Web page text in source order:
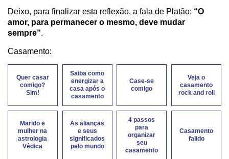
Deixo, para finalizar esta reflexão, a fala de Platão: “O
amor, para permanecer o mesmo, deve mudar
sempre”.
Casamento:
Quer casar
comigo?
Sim!
Saiba como
energizar a
casa após o
casamento
Case-se
comigo
Veja o
casamento
rock and roll
Marido e
mulher na
astrologia
Védica
As alianças
e seus
significados
pelo mundo
4 passos
para
organizar
seu
casamento
Casamento
falido